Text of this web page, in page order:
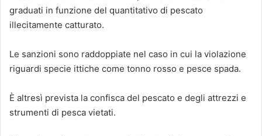
graduati in funzione del quantitativo di pescato
illecitamente catturato.
Le sanzioni sono raddoppiate nel caso in cui la violazione
riguardi specie ittiche come tonno rosso e pesce spada.
È altresì prevista la confisca del pescato e degli attrezzi e
strumenti di pesca vietati.